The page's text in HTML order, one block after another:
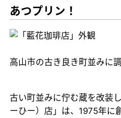
あつプリン！
高山市の古き良き町並みに
古い町並みに佇む蔵を改装
ーひー）店」は、1975年に